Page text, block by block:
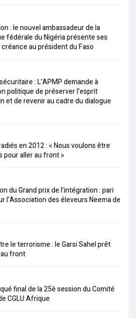
: le nouvel ambassadeur de la
fédérale du Nigéria présente ses
au président du Faso
: L’APMP demande à
politique de préserver l’esprit
et de revenir au cadre du dialogue
en 2012 : « Nous voulons être
pour aller au front »
du Grand prix de l’intégration : pari
l’Association des éleveurs Neema de
le terrorisme : le Garsi Sahel prêt
front
final de la 25è session du Comité
CGLU Afrique